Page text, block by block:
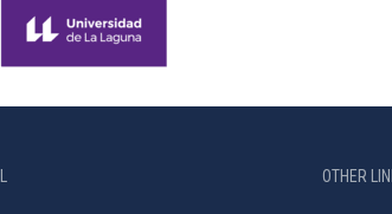
OTHER